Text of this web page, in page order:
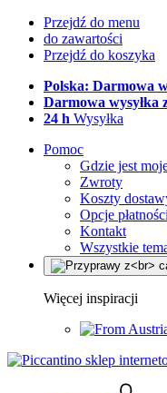
Przejdź do menu
do zawartości
Przejdź do koszyka
Polska: Darmowa
Darmowa wysyłka
24 h Wysyłka
Pomoc
Gdzie jest
Zwroty
Koszty
Opcje płatności
Kontakt
Wszystkie
Więcej inspiracji